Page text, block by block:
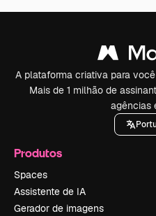
A plataforma criativa para
Mais de 1 milhão de
agências
Produtos
Spaces
Assistente de IA
Gerador de imagens